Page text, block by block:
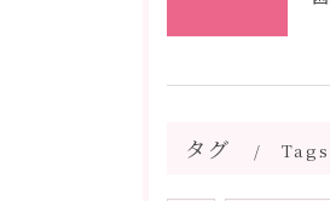
タグ Tags